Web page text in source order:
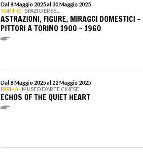
Dal 8 Maggio 2025 al 30 Maggio 2025
TORINO | SPAZIO ERSEL
ASTRAZIONI, FIGURE, MIRAGGI DOMESTICI -
PITTORI A TORINO 1900 – 1960
Dal 8 Maggio 2025 al 22 Maggio 2025
PARMA | MUSEO D’ARTE CINESE
ECHOS OF THE QUIET HEART